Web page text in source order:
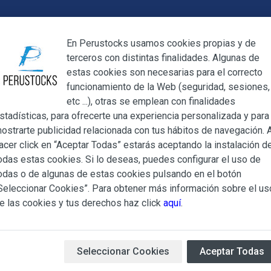
Megamenu Mi cuenta Blog
Morado fresco 1Kg
Camote
Camote morado importado
Generales regulan la adquisición de los productos
del que es titular ALBERT SALA CIGÜELA y
PERUSTOCKS).
cualesquiera de los productos conlleva la aceptación plena y
Condiciones Generales que se indican, sin perjuicio de la
que pudieran ser de aplicación al adquirir
Cerrar
En Perustocks usamos cookies propias y de
terceros con distintas finalidades. Algunas de
estas cookies son necesarias para el correcto
funcionamiento de la Web (seguridad, sesiones,
etc ...), otras se emplean con finalidades
para ofrecerte una experiencia personalizada y para
publicidad relacionada con tus hábitos de navegación.
click en “Aceptar Todas” estarás aceptando la instalación
estas cookies. Si lo deseas, puedes configurar el uso de
o de algunas de estas cookies pulsando en el botón
Cookies”. Para obtener más información sobre el
las cookies y tus derechos haz click aquí.
Seleccionar Cookies Aceptar Todas